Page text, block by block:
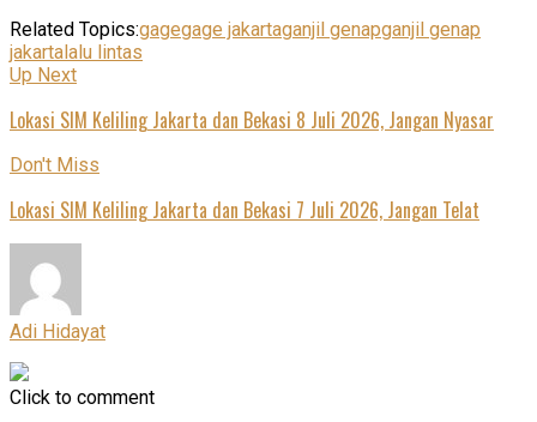
Related Topics:gagegage jakartaganjil genapganjil genap
jakartalalu lintas
Up Next
Lokasi SIM Keliling Jakarta dan Bekasi 8 Juli 2026, Jangan Nyasar
Don't Miss
Lokasi SIM Keliling Jakarta dan Bekasi 7 Juli 2026, Jangan Telat
Adi Hidayat
Click to comment